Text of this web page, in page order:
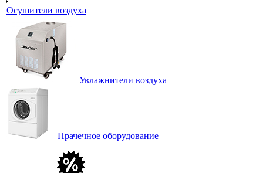
Осушители воздуха
Увлажнители воздуха
Прачечное оборудование